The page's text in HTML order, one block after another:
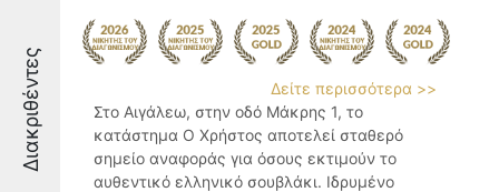
Διακριθέντες
Δείτε περισσότερα >>
Στο Αιγάλεω, στην οδό Μάκρης 1, το
κατάστημα Ο Χρήστος αποτελεί σταθερό
σημείο αναφοράς για όσους εκτιμούν το
αυθεντικό ελληνικό σουβλάκι. Ιδρυμένο